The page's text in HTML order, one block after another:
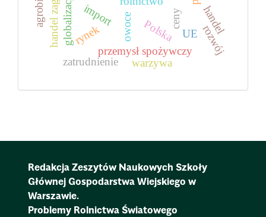
import
Polska
przemysł spożywczy
globalizacja ceny
UE handel
rynek
zatrudnienie
owoce rozwój
warzywa
Redakcja Zeszytów Naukowych Szkoły
Głównej Gospodarstwa Wiejskiego w
Warszawie.
Problemy Rolnictwa Światowego